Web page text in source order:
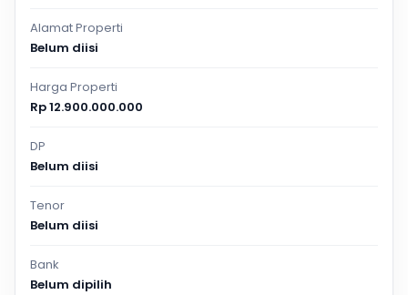
Alamat Properti
Belum diisi
Harga Properti
Rp 12.900.000.000
DP
Belum diisi
Tenor
Belum diisi
Bank
Belum dipilih